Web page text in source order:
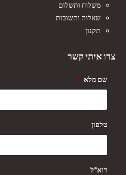
משלוח ותשלום
שאלות ותשובות
תקנון
צרו איתי קשר
שם מלא *
טלפון
דוא"ל